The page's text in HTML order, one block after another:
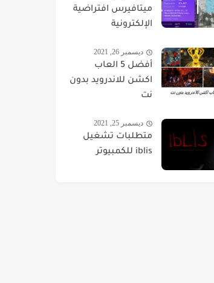
ميتافيرس افتراضية
الإلكترونية
ديسمبر 26, 2021
أفضل 5 العاب
اكشن للاندرويد بدون
نت
ديسمبر 25, 2021
متطلبات تشغيل
iblis للكمبيوتر